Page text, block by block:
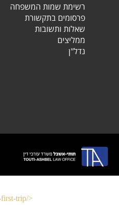
רשימת שמות המשפחה
פרסומים בתקשורת
שאלות ותשובות
ממליצים
נדל"ן
first-trip/>